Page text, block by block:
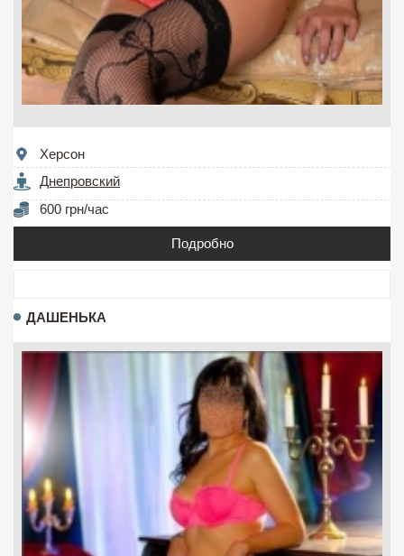
Херсон
Днепровский
600 грн/час
Подробно
ДАШЕНЬКА